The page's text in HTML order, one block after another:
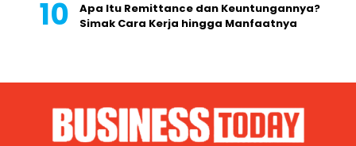
Apa Itu Remittance dan Keuntungannya?
Simak Cara Kerja hingga Manfaatnya